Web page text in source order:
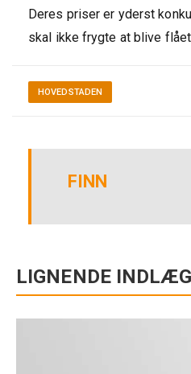
Deres priser er yderst
skal ikke frygte at blive
HOVEDSTADEN
FINN
LIGNENDE INDLÆG